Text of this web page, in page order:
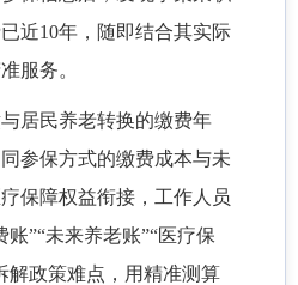
近10年，随即结合其实际
服务。
居民养老转换的缴费年
参保方式的缴费成本与未
保障权益衔接，工作人员
账”“未来养老账”“医疗保
解政策难点，用精准测算